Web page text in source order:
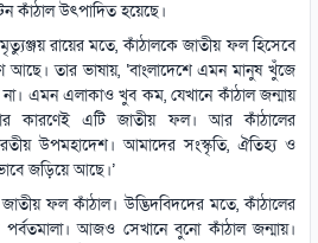
কাঁঠাল উৎপাদিত হয়েছে।
রায়ের মতে, কাঁঠালকে জাতীয় ফল হিসেবে
আছে। তার ভাষায়, ‘বাংলাদেশে এমন মানুষ খুঁজে
না। এমন এলাকাও খুব কম, যেখানে কাঁঠাল জন্মায়
কারণেই এটি জাতীয় ফল। আর কাঁঠালের
উপমহাদেশ। আমাদের সংস্কৃতি, ঐতিহ্য ও
জড়িয়ে আছে।’
ফল কাঁঠাল। উদ্ভিদবিদদের মতে, কাঁঠালের
পর্বতমালা। আজও সেখানে বুনো কাঁঠাল জন্মায়।